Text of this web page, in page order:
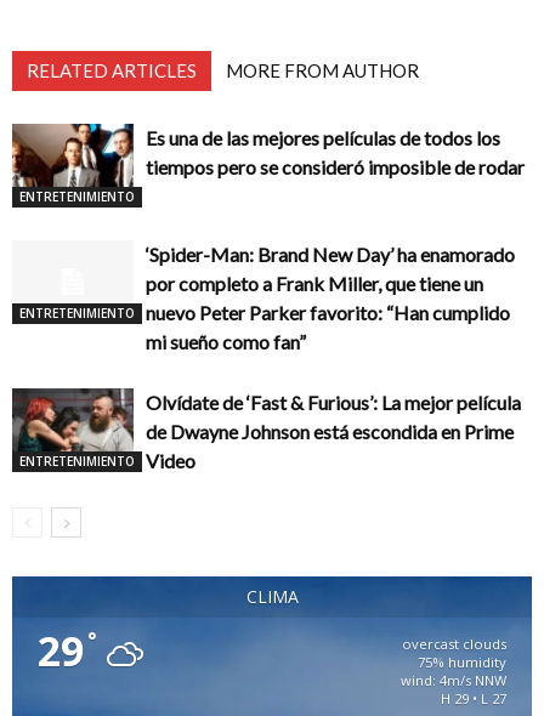
RELATED ARTICLES MORE FROM AUTHOR
ENTRETENIMIENTO
Es una de las mejores películas de todos los
tiempos pero se consideró imposible de rodar
ENTRETENIMIENTO
‘Spider-Man: Brand New Day’ ha enamorado
por completo a Frank Miller, que tiene un
nuevo Peter Parker favorito: “Han cumplido
mi sueño como fan”
ENTRETENIMIENTO
Olvídate de ‘Fast & Furious’: La mejor película
de Dwayne Johnson está escondida en Prime
Video
CLIMA
29°
overcast clouds
75% humidity
wind: 4m/s NNW
H 29 • L 27